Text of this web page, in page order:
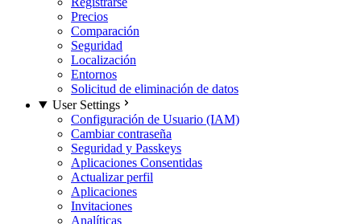
Precios
Comparación
Seguridad
Localización
Entornos
Solicitud de eliminación de datos
User Settings
Configuración de Usuario (IAM)
Cambiar contraseña
Seguridad y Passkeys
Aplicaciones Consentidas
Actualizar perfil
Aplicaciones
Invitaciones
Analíticas